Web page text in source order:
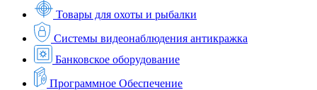
Товары для охоты и рыбалки
Системы видеонаблюдения антикражка
Банковское оборудование
Программное Обеспечение